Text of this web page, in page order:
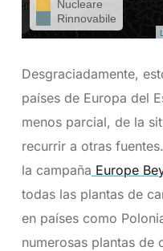
Desgraciadamente,
países de Europa del
menos parcial, de la
recurrir a otras
la campaña Europe
todas las plantas de
en países como
numerosas plantas de